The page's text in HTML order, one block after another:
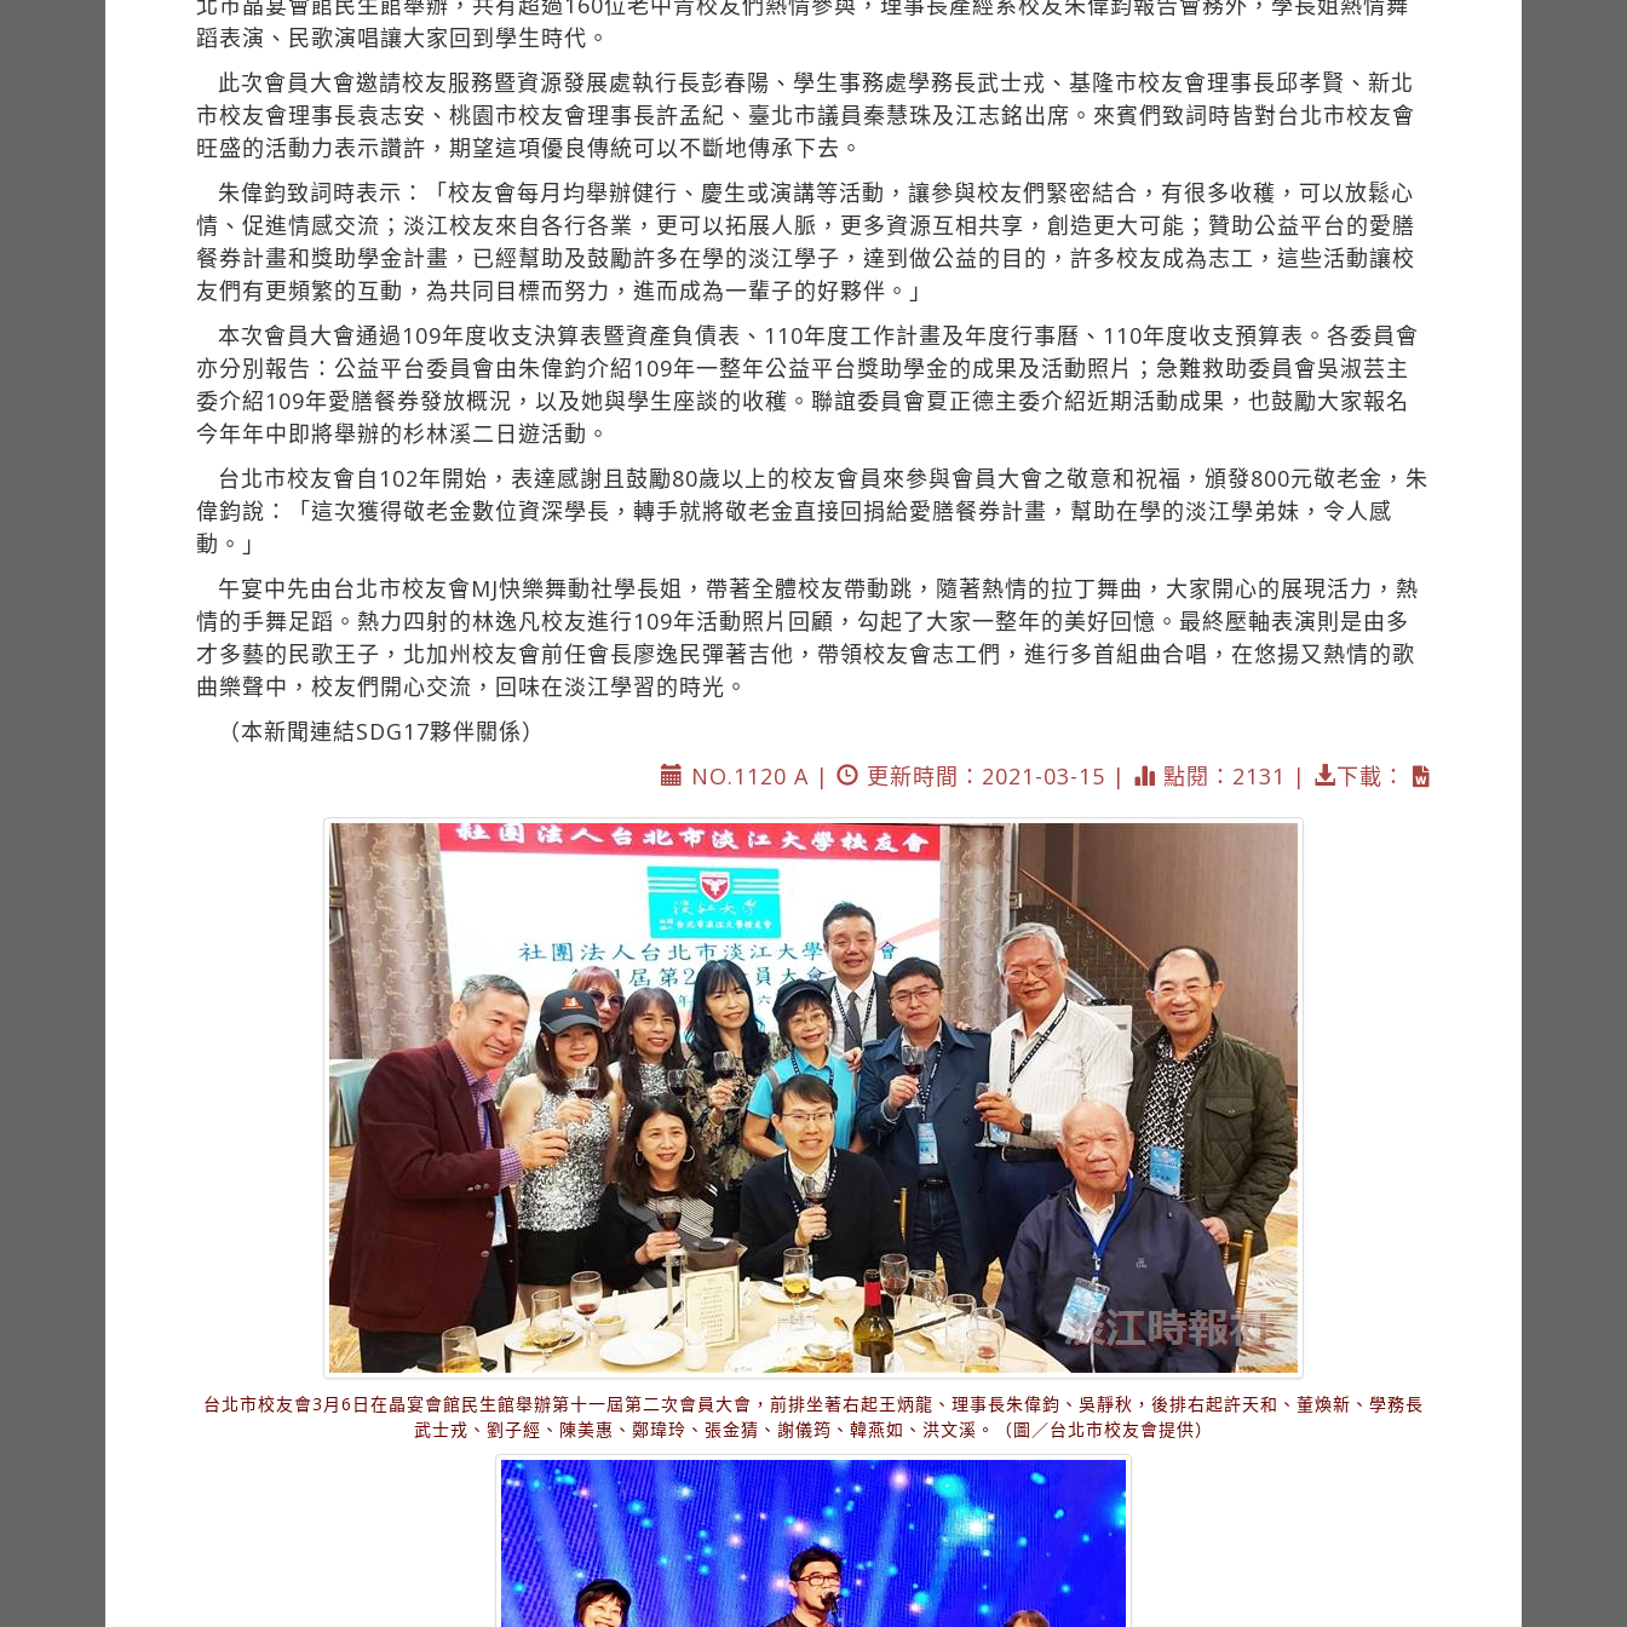
蹈表演、民歌演唱讓大家回到學生時代。
此次會員大會邀請校友服務暨資源發展處執行長彭春陽、學生事務處學務長武士戎、基隆市校友會理事長邱孝賢、新北
市校友會理事長袁志安、桃園市校友會理事長許孟紀、臺北市議員秦慧珠及江志銘出席。來賓們致詞時皆對台北市校友會
旺盛的活動力表示讚許，期望這項優良傳統可以不斷地傳承下去。
朱偉鈞致詞時表示：「校友會每月均舉辦健行、慶生或演講等活動，讓參與校友們緊密結合，有很多收穫，可以放鬆心
情、促進情感交流；淡江校友來自各行各業，更可以拓展人脈，更多資源互相共享，創造更大可能；贊助公益平台的愛膳
餐券計畫和獎助學金計畫，已經幫助及鼓勵許多在學的淡江學子，達到做公益的目的，許多校友成為志工，這些活動讓校
友們有更頻繁的互動，為共同目標而努力，進而成為一輩子的好夥伴。」
本次會員大會通過109年度收支決算表暨資產負債表、110年度工作計畫及年度行事曆、110年度收支預算表。各委員會
亦分別報告：公益平台委員會由朱偉鈞介紹109年一整年公益平台獎助學金的成果及活動照片；急難救助委員會吳淑芸主
委介紹109年愛膳餐券發放概況，以及她與學生座談的收穫。聯誼委員會夏正德主委介紹近期活動成果，也鼓勵大家報名
今年年中即將舉辦的杉林溪二日遊活動。
台北市校友會自102年開始，表達感謝且鼓勵80歲以上的校友會員來參與會員大會之敬意和祝福，頒發800元敬老金，朱
偉鈞說：「這次獲得敬老金數位資深學長，轉手就將敬老金直接回捐給愛膳餐券計畫，幫助在學的淡江學弟妹，令人感
動。」
午宴中先由台北市校友會MJ快樂舞動社學長姐，帶著全體校友帶動跳，隨著熱情的拉丁舞曲，大家開心的展現活力，熱
情的手舞足蹈。熱力四射的林逸凡校友進行109年活動照片回顧，勾起了大家一整年的美好回憶。最終壓軸表演則是由多
才多藝的民歌王子，北加州校友會前任會長廖逸民彈著吉他，帶領校友會志工們，進行多首組曲合唱，在悠揚又熱情的歌
曲樂聲中，校友們開心交流，回味在淡江學習的時光。
（本新聞連結SDG17夥伴關係）
NO.1120 A |
更新時間：2021-03-15 | 點閱：2131 | 下載：
台北市校友會3月6日在晶宴會館民生館舉辦第十一屆第二次會員大會，前排坐著右起王炳龍、理事長朱偉鈞、吳靜秋，後排右起許天和、董煥新、學務長
武士戎、劉子經、陳美惠、鄭瑋玲、張金猜、謝儀筠、韓燕如、洪文溪。（圖／台北市校友會提供）